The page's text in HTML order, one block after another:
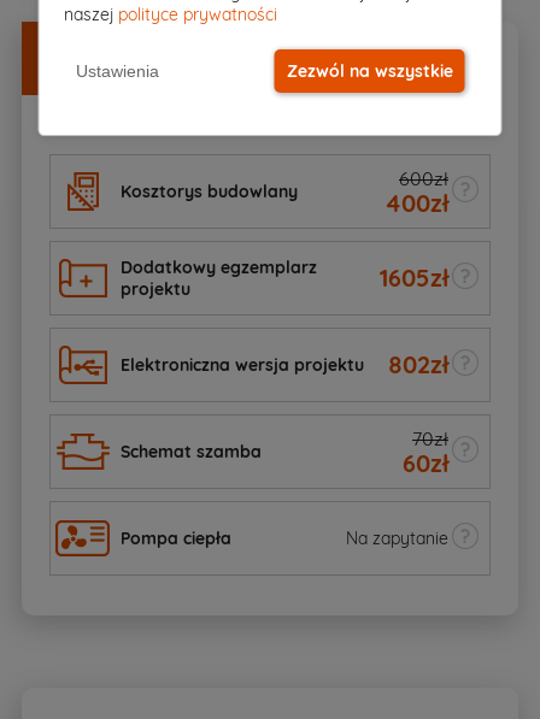
DOBREJ CENIE
Zamów razem z projektem
Kosztorys budowlany
600zł
400zł
Dodatkowy egzemplarz
projektu
1605zł
Elektroniczna wersja projektu 802zł
Schemat szamba
70zł
60zł
Pompa ciepła Na zapytanie
naszej polityce prywatności
Ustawienia Zezwól na wszystkie